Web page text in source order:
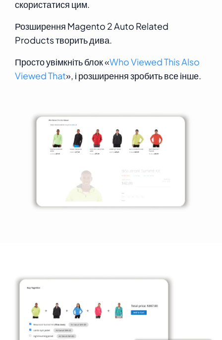
скористатися цим.
Розширення Magento 2 Auto Related
Products творить дива.
Просто увімкніть блок «Who Viewed This Also
Viewed That», і розширення зробить все інше.